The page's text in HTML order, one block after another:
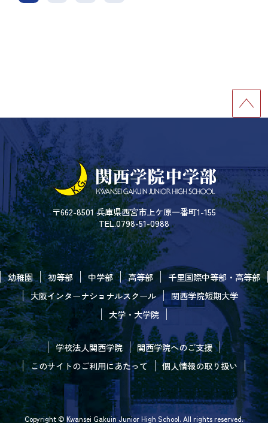
〒662-8501 兵庫県西宮市上ケ原一番町1-155
TEL.0798-51-0988
幼稚園 初等部 中学部 高等部
千里国際中等部・高等部
大阪インターナショナルスクール
関西学院短期大学
大学・大学院
学校法人関西学院
関西学院へのご支援
このサイトのご利用にあたって
個人情報の取り扱い
Copyright © Kwansei Gakuin Junior High School. All rights reserved.